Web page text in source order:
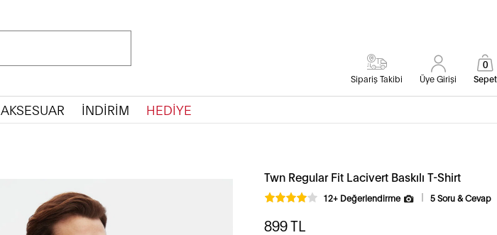
Sipariş Takibi Üye Girişi Sepet
0
AKSESUAR İNDİRİM HEDİYE
Twn Regular Fit Lacivert Baskılı T-Shirt
12+ Değerlendirme 5 Soru & Cevap
899TL